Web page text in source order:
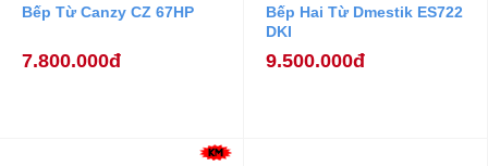
Bếp Từ Canzy CZ 67HP
7.800.000đ
Bếp Hai Từ Dmestik ES722
DKI
9.500.000đ